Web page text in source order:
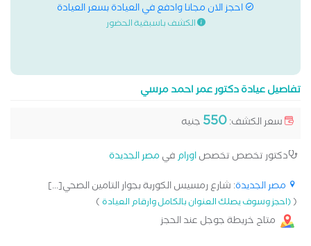
احجز الان مجانا وادفع في العيادة بسعر العيادة
الكشف باسبقية الحضور
تفاصيل عيادة دكتور عمر احمد مرسي
سعر الكشف:550 جنيه
دكتور تخصص تخصصاورامفي مصر الجديدة
مصر الجديدة: شارع رمسيس الكوربة بجوار التامين الصحي[...]
((احجز وسوف يصلك العنوان بالكامل وارقام العيادة)
متاح خريطة جوجل عند الحجز